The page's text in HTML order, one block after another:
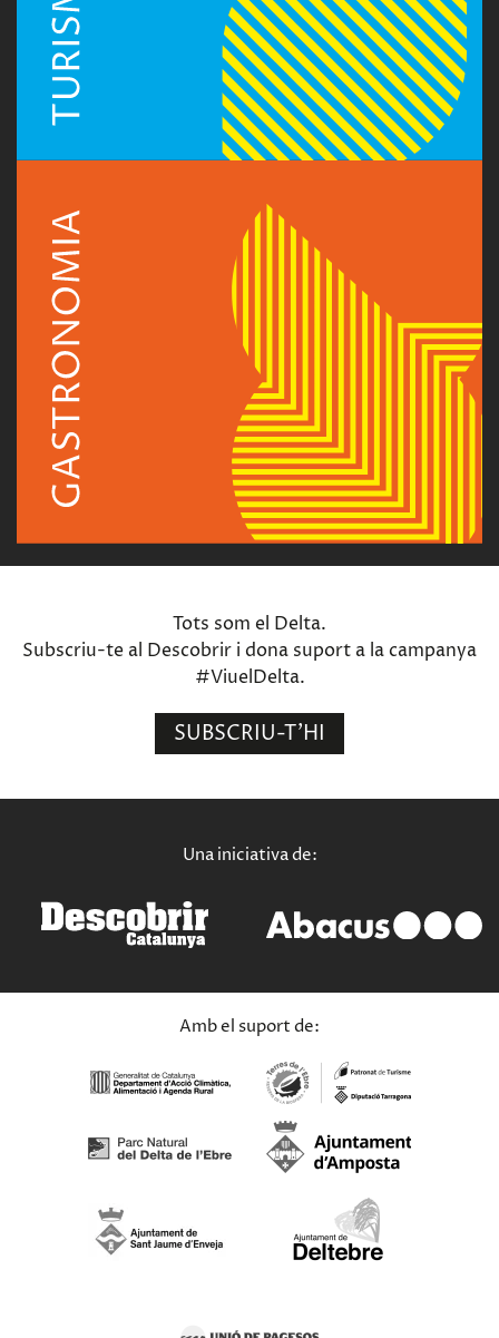
Tots som el Delta.
Subscriu-te al Descobrir i dona suport a la campanya
#ViuelDelta.
SUBSCRIU-T'HI
Una iniciativa de:
Amb el suport de: